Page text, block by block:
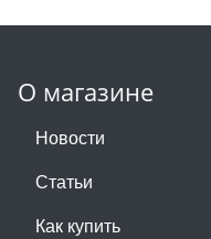
О магазине
Новости
Статьи
Как купить